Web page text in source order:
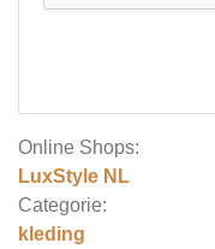
Online Shops:
LuxStyle NL
Categorie:
kleding